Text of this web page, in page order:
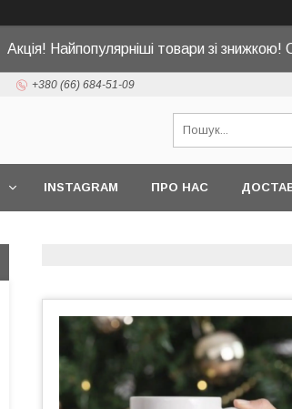
Акція! Найпопулярніші товари зі
+380 (66) 684-51-09
INSTAGRAM ПРО НАС